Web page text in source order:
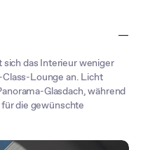
das Interieur weniger
Lounge an. Licht
Glasdach, während
die gewünschte